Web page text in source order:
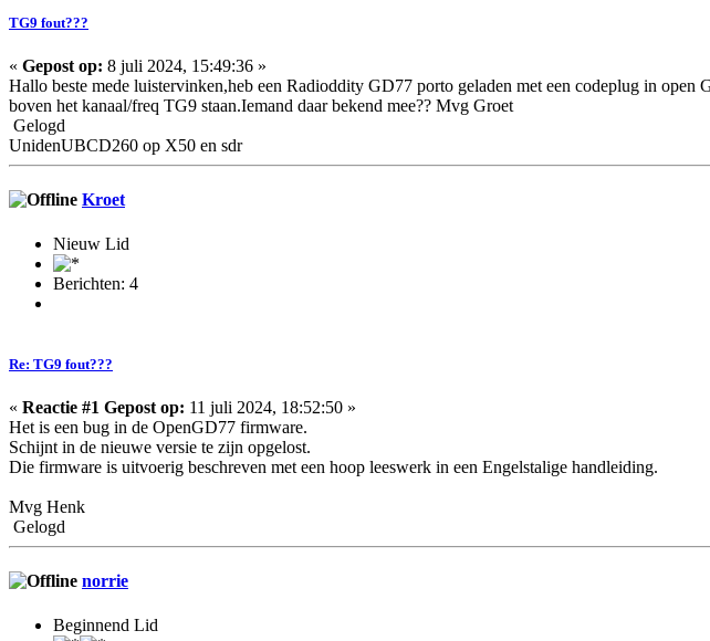
TG9 fout???
« Gepost op: 8 juli 2024, 15:49:36 »
Hallo beste mede luistervinken,heb een Radioddity GD77 porto geladen met een codeplug in
boven het kanaal/freq TG9 staan.Iemand daar bekend mee?? Mvg Groet
Gelogd
UnidenUBCD260 op X50 en sdr
Kroet
Nieuw Lid
Berichten: 4
Re: TG9 fout???
« Reactie #1 Gepost op: 11 juli 2024, 18:52:50 »
Het is een bug in de OpenGD77 firmware.
Schijnt in de nieuwe versie te zijn opgelost.
Die firmware is uitvoerig beschreven met een hoop leeswerk in een Engelstalige handleiding.
Mvg Henk
Gelogd
norrie
Beginnend Lid